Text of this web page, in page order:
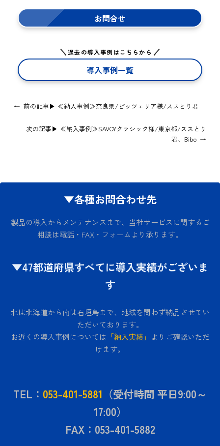
お問合せ
過去の導入事例はこちらから
導入事例一覧
← 前の記事▶ ≪納入事例≫奈良県/ピッツェリア様/ススとり君
次の記事▶ ≪納入事例≫SAVOYクラシック様/東京都/ススとり
君、Bibo →
▼各種お問合わせ先
製品の導入からメンテナンスまで、当社サービスに関するご
相談は電話・FAX・フォームより承ります。
▼47都道府県すべてに導入実績がございま
す
北は北海道から南は石垣島まで、地域を問わず納品させてい
ただいております。
お近くの導入事例については 「納入実績」
よりご確認いただ
けます。
TEL： 053-401-5881 （受付時間 平日9:00～
17:00）
FAX：053-401-5882